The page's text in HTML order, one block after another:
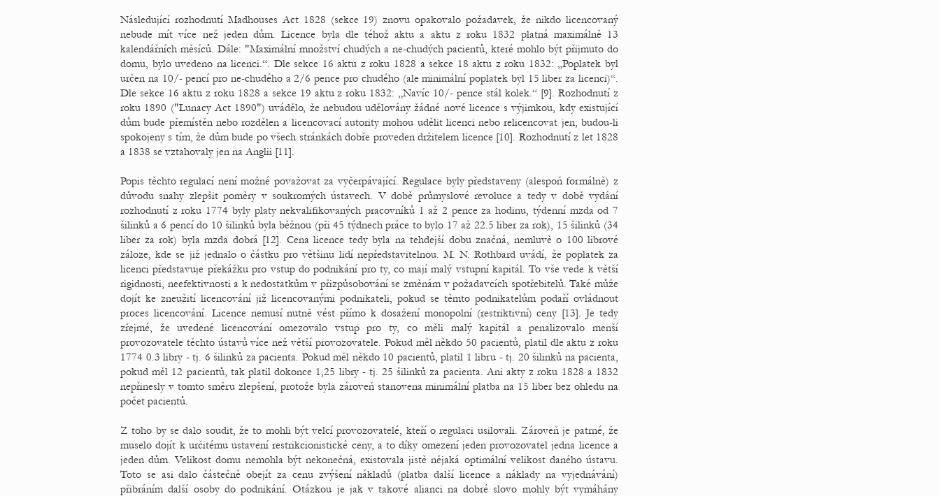
Následující rozhodnutí Madhouses Act 1828 (sekce 19) znovu opakovalo požadavek, že nikdo licencovaný
nebude mít více než jeden dům. Licence byla dle téhož aktu a aktu z roku 1832 platná maximálně 13
kalendářních měsíců. Dále: "Maximální množství chudých a ne-chudých pacientů, které mohlo být přijmuto do
domu, bylo uvedeno na licenci.“. Dle sekce 16 aktu z roku 1828 a sekce 18 aktu z roku 1832: „Poplatek byl
určen na 10/- pencí pro ne-chudého a 2/6 pence pro chudého (ale minimální poplatek byl 15 liber za licenci)“.
Dle sekce 16 aktu z roku 1828 a sekce 19 aktu z roku 1832: „Navíc 10/- pence stál kolek.“ [9]. Rozhodnutí z
roku 1890 ("Lunacy Act 1890") uvádělo, že nebudou udělovány žádné nové licence s výjimkou, kdy existující
dům bude přemístěn nebo rozdělen a licencovací autority mohou udělit licenci nebo relicencovat jen, budou-li
spokojeny s tím, že dům bude po všech stránkách dobře proveden držitelem licence [10]. Rozhodnutí z let 1828
a 1838 se vztahovaly jen na Anglii [11].
Popis těchto regulací není možné považovat za vyčerpávající. Regulace byly představeny (alespoň formálně) z
důvodu snahy zlepšit poměry v soukromých ústavech. V době průmyslové revoluce a tedy v době vydání
rozhodnutí z roku 1774 byly platy nekvalifikovaných pracovníků 1 až 2 pence za hodinu, týdenní mzda od 7
šilinků a 6 pencí do 10 šilinků byla běžnou (při 45 týdnech práce to bylo 17 až 22.5 liber za rok), 15 šilinků (34
liber za rok) byla mzda dobrá [12]. Cena licence tedy byla na tehdejší dobu značná, nemluvě o 100 librové
záloze, kde se již jednalo o částku pro většinu lidí nepředstavitelnou. M. N. Rothbard uvádí, že poplatek za
licenci představuje překážku pro vstup do podnikání pro ty, co mají malý vstupní kapitál. To vše vede k větší
rigidnosti, neefektivnosti a k nedostatkům v přizpůsobování se změnám v požadavcích spotřebitelů. Také může
dojít ke zneužití licencování již licencovanými podnikateli, pokud se těmto podnikatelům podaří ovládnout
proces licencování. Licence nemusí nutně vést přímo k dosažení monopolní (restriktivní) ceny [13]. Je tedy
zřejmé, že uvedené licencování omezovalo vstup pro ty, co měli malý kapitál a penalizovalo menší
provozovatele těchto ústavů více než větší provozovatele. Pokud měl někdo 50 pacientů, platil dle aktu z roku
1774 0.3 libry - tj. 6 šilinků za pacienta. Pokud měl někdo 10 pacientů, platil 1 libru - tj. 20 šilinků na pacienta,
pokud měl 12 pacientů, tak platil dokonce 1,25 libry - tj. 25 šilinků za pacienta. Ani akty z roku 1828 a 1832
nepřinesly v tomto směru zlepšení, protože byla zároveň stanovena minimální platba na 15 liber bez ohledu na
počet pacientů.
Z toho by se dalo soudit, že to mohli být velcí provozovatelé, kteří o regulaci usilovali. Zároveň je patrné, že
muselo dojít k určitému ustavení restrikcionistické ceny, a to díky omezení jeden provozovatel jedna licence a
jeden dům. Velikost domu nemohla být nekonečná, existovala jistě nějaká optimální velikost daného ústavu.
Toto se asi dalo částečně obejít za cenu zvýšení nákladů (platba další licence a náklady na vyjednávání)
přibráním další osoby do podnikání. Otázkou je jak v takové alianci na dobré slovo mohly být vymáhány